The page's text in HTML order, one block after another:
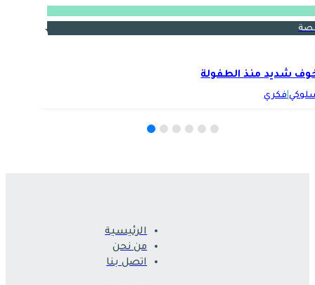
شديد منذ الطفولة
| فكري
الرئيسية
من نحن
اتصل بنا